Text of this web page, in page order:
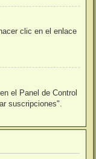
clic en el enlace
el Panel de Control
suscripciones".